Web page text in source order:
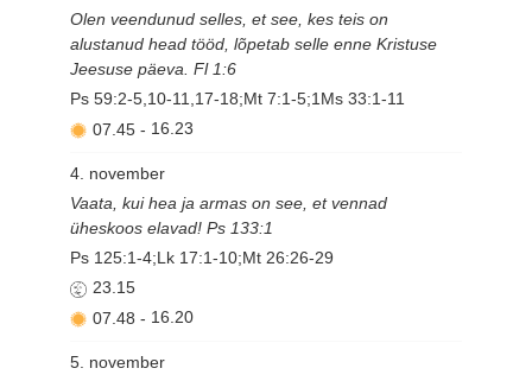
Olen veendunud selles, et see, kes teis on
alustanud head tööd, lõpetab selle enne Kristuse
Jeesuse päeva. Fl 1:6
Ps 59:2-5,10-11,17-18;Mt 7:1-5;1Ms 33:1-11
07.45 - 16.23
4. november
Vaata, kui hea ja armas on see, et vennad
üheskoos elavad! Ps 133:1
Ps 125:1-4;Lk 17:1-10;Mt 26:26-29
23.15
07.48 - 16.20
5. november